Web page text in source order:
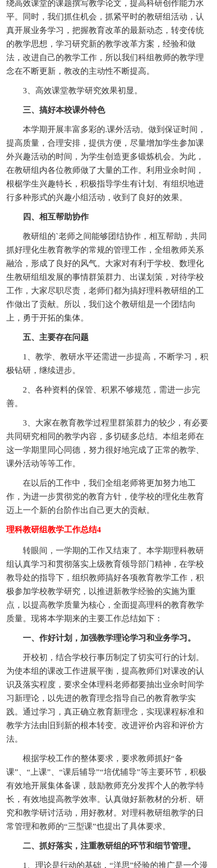
绕高效课堂的课题撰写教学论文，提高科研创作能力水
平。同时，我们抓住机会，抓紧平时的教研组活动，认
真开展业务学习，把握教育改革的最新动态，转变传统
的教学思想，学习研究新的教学改革方案，经验和做
法，改进自己的教学工作，所以我们科组教师的教学理
念在不断更新，教改的主动性不断提高。
3、高效课堂教学研究效果初显。
三、搞好本校课外特色
本学期开展丰富多彩的.课外活动。做到保证时间，
提高质量，合理安排，提供方便，尽量增加学生参加课
外兴趣活动的时间，为学生创造更多锻炼机会。为此，
在教研组内各位教师做了大量的工作。利用业余时间，
根椐学生兴趣特长，积极指导学生有计划、有组织地进
行多种形式的兴趣小组活动，收到了良好的效果。
四、相互帮助协作
教研组的`老师之间能够团结协作，相互帮助，共同
抓好理化生教育教学的常规的管理工作，全组教师关系
融洽，形成了良好的风气。大家对有利于学校、数理化
生教研组组发展的事情群策群力、出谋划策，对待学校
工作，大家尽职尽责，老师们都为搞好理科教研组的工
作做出了贡献。所以，我们这个教研组是一个团结向
上，勇于开拓的集体。
五、主要存在问题
1、教学、教研水平还需进一步提高，不断学习，积
极钻研，继续进步。
2、各种资料的保管、积累不够规范，需进一步完
善。
3、大家在教育教学过程里群策群力的较少，有必要
共同研究相同的教学内容，多切磋多总结。本组老师在
这一学期里同心同德，努力很好地完成了正常的教学、
课外活动等等工作。
在以后的工作中，我们全组老师将更加努力地工
作，为进一步贯彻党的教育方针，使学校的理化生教育
迈上一个新的台阶作出自己更大的贡献。
理科教研组教学工作总结4
转眼间，一学期的工作又结束了。本学期理科教研
组认真学习和贯彻落实上级教育领导部门精神，在学校
教导处的指导下，组织教师搞好各项教育教学工作，积
极参加学校教学研究，以推进新教学经验的实施为重
点，以提高教学质量为核心，全面提高理科的教育教学
质量。现将本学期来的主要工作总结如下：
一、作好计划，加强教学理论学习和业务学习。
开校初，结合学校行事历制定了切实可行的计划。
为使本组的课改工作进展平衡，提高教师们对课改的认
识及落实程度，要求全体理科老师都要抽出业余时间学
习新理论，以先进的教育理念指导自己的教育教学实
践。通过学习，真正确立教育新理念，实现课程标准和
教学方法由旧到新的根本转变。改进评价内容和评价方
法。
根据学校工作的整体要求，要求教师抓好“备
课”、“上课”、“课后辅导”“培优辅导”等主要环节，积极
有效地开展集体备课，鼓励教师充分发挥个人的教学特
长，有效地提高教学效率。认真做好新教材的分析、研
究和教学研讨活动，用好教材。对理科教研组教学的日
常管理和教师的“三型课”也提出了具体要求。
二、抓好落实，注重教研组的环节和细节管理。
1、理论是行动的基础，“洋思”经验的推广是一个漫